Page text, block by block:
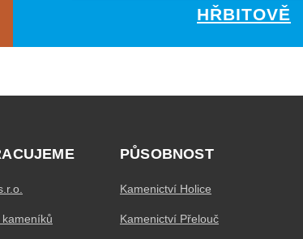
HŘBITOVĚ
PŮSOBNOST
Kamenictví Holice
Kamenictví Přelouč